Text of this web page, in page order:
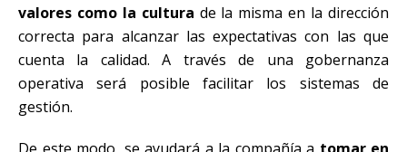
valores como la cultura de la misma en la dirección
correcta para alcanzar las expectativas con las que
cuenta la calidad. A través de una gobernanza
operativa será posible facilitar los sistemas de
gestión.
De este modo, se ayudará a la compañía a tomar en